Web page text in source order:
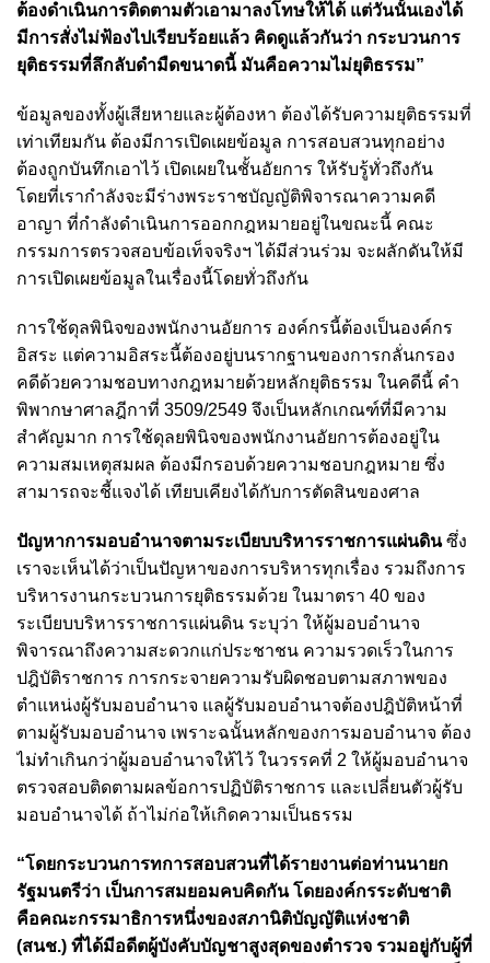
ต้องดำเนินการติดตามตัวเอามาลงโทษให้ได้ แต่วันนั้นเองได้
มีการสั่งไม่ฟ้องไปเรียบร้อยแล้ว คิดดูแล้วกันว่า กระบวนการ
ยุติธรรมที่ลึกลับดำมืดขนาดนี้ มันคือความไม่ยุติธรรม”
ข้อมูลของทั้งผู้เสียหายและผู้ต้องหา ต้องได้รับความยุติธรรมที่
เท่าเทียมกัน ต้องมีการเปิดเผยข้อมูล การสอบสวนทุกอย่าง
ต้องถูกบันทึกเอาไว้ เปิดเผยในชั้นอัยการ ให้รับรู้ทั่วถึงกัน
โดยที่เรากำลังจะมีร่างพระราชบัญญัติพิจารณาความคดี
อาญา ที่กำลังดำเนินการออกกฎหมายอยู่ในขณะนี้ คณะ
กรรมการตรวจสอบข้อเท็จจริงฯ ได้มีส่วนร่วม จะผลักดันให้มี
การเปิดเผยข้อมูลในเรื่องนี้โดยทั่วถึงกัน
การใช้ดุลพินิจของพนักงานอัยการ องค์กรนี้ต้องเป็นองค์กร
อิสระ แต่ความอิสระนี้ต้องอยู่บนรากฐานของการกลั่นกรอง
คดีด้วยความชอบทางกฎหมายด้วยหลักยุติธรรม ในคดีนี้ คำ
พิพากษาศาลฎีกาที่ 3509/2549 จึงเป็นหลักเกณฑ์ที่มีความ
สำคัญมาก การใช้ดุลยพินิจของพนักงานอัยการต้องอยู่ใน
ความสมเหตุสมผล ต้องมีกรอบด้วยความชอบกฎหมาย ซึ่ง
สามารถจะชี้แจงได้ เทียบเคียงได้กับการตัดสินของศาล
ปัญหาการมอบอำนาจตามระเบียบบริหารราชการแผ่นดินซึ่ง
เราจะเห็นได้ว่าเป็นปัญหาของการบริหารทุกเรื่อง รวมถึงการ
บริหารงานกระบวนการยุติธรรมด้วย ในมาตรา 40 ของ
ระเบียบบริหารราชการแผ่นดิน ระบุว่า ให้ผู้มอบอำนาจ
พิจารณาถึงความสะดวกแก่ประชาชน ความรวดเร็วในการ
ปฎิบัติราชการ การกระจายความรับผิดชอบตามสภาพของ
ตำแหน่งผู้รับมอบอำนาจ แลผู้รับมอบอำนาจต้องปฎิบัติหน้าที่
ตามผู้รับมอบอำนาจ เพราะฉนั้นหลักของการมอบอำนาจ ต้อง
ไม่ทำเกินกว่าผู้มอบอำนาจให้ไว้ ในวรรคที่ 2 ให้ผู้มอบอำนาจ
ตรวจสอบติดตามผลข้อการปฏิบัติราชการ และเปลี่ยนตัวผู้รับ
มอบอำนาจได้ ถ้าไม่ก่อให้เกิดความเป็นธรรม
“โดยกระบวนการทการสอบสวนที่ได้รายงานต่อท่านนายก
รัฐมนตรีว่า เป็นการสมยอมคบคิดกัน โดยองค์กรระดับชาติ
คือคณะกรรมาธิการหนึ่งของสภานิติบัญญัติแห่งชาติ
(สนช.) ที่ได้มีอดีตผู้บังคับบัญชาสูงสุดของตำรวจ รวมอยู่กับผู้ที่